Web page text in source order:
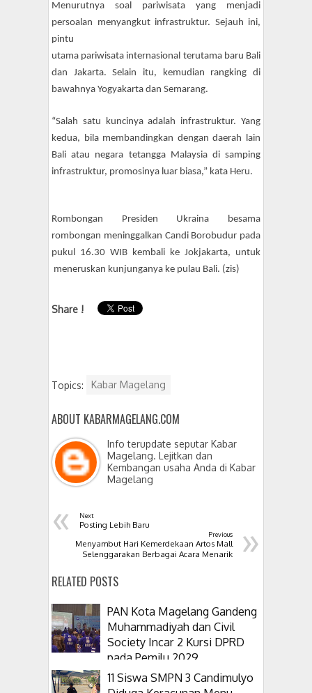
Menurutnya soal pariwisata yang menjadi
persoalan menyangkut infrastruktur. Sejauh ini,
pintu
utama pariwisata internasional terutama baru Bali
dan Jakarta. Selain itu, kemudian rangking di
bawahnya Yogyakarta dan Semarang.
“Salah satu kuncinya adalah infrastruktur. Yang
kedua, bila membandingkan dengan daerah lain
Bali atau negara tetangga Malaysia di samping
infrastruktur, promosinya luar biasa,” kata Heru.
Rombongan Presiden Ukraina besama
rombongan meninggalkan Candi Borobudur pada
pukul 16.30 WIB kembali ke Jokjakarta, untuk
meneruskan kunjunganya ke pulau Bali. (zis)
Share !
Topics: Kabar Magelang
ABOUT KABARMAGELANG.COM
Info terupdate seputar Kabar
Magelang. Lejitkan dan
Kembangan usaha Anda di Kabar
Magelang
« Next
Posting Lebih Baru »
Previous
Menyambut Hari Kemerdekaan Artos Mall
Selenggarakan Berbagai Acara Menarik
RELATED POSTS
PAN Kota Magelang Gandeng
Muhammadiyah dan Civil
Society Incar 2 Kursi DPRD
pada Pemilu 2029
11 Siswa SMPN 3 Candimulyo